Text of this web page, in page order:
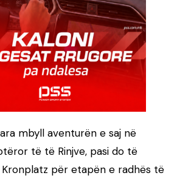
mbyll aventurën e saj në
të të Rinjve, pasi do të
për etapën e radhës të